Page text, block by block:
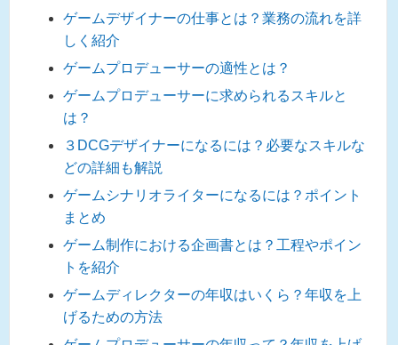
ゲームデザイナーの仕事とは？業務の流れを詳
しく紹介
ゲームプロデューサーの適性とは？
ゲームプロデューサーに求められるスキルと
は？
３DCGデザイナーになるには？必要なスキルな
どの詳細も解説
ゲームシナリオライターになるには？ポイント
まとめ
ゲーム制作における企画書とは？工程やポイン
トを紹介
ゲームディレクターの年収はいくら？年収を上
げるための方法